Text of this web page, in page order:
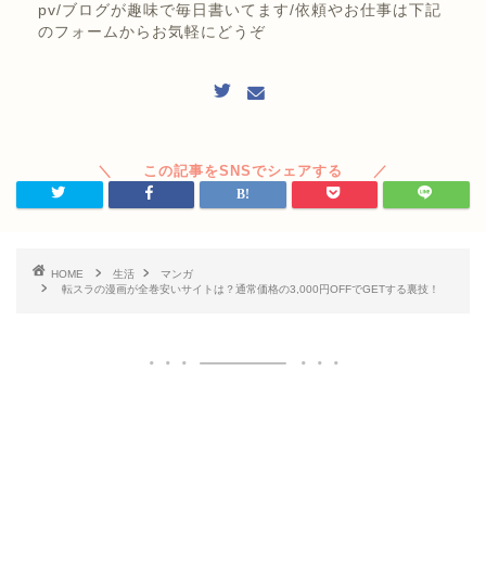
pv/ブログが趣味で毎日書いてます/依頼やお仕事は下記
のフォームからお気軽にどうぞ
HOME 生活
マンガ
転スラの漫画が全巻安いサイトは？通常価格の3,000円OFFでGETする裏技！